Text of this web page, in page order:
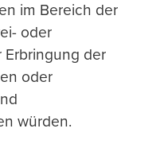
im Bereich der
oder
der
oder
würden.